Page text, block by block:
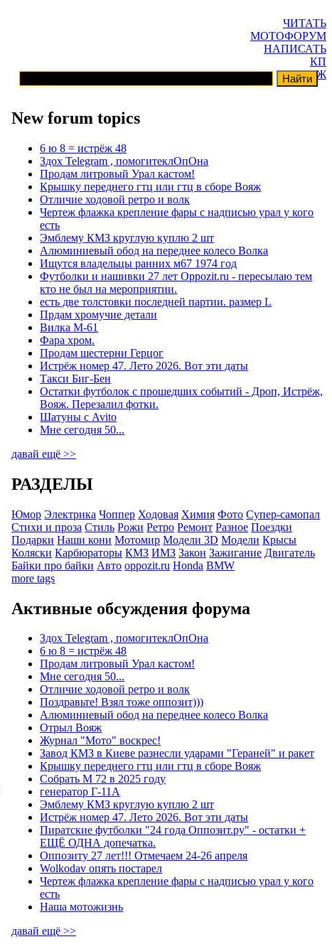
ЧИТАТЬ
МОТОФОРУМ
НАПИСАТЬ
КП
ГАРАЖ
New forum topics
6 ю 8 = истрёж 48
Здох Telegram , помогитеклОпОна
Продам литровый Урал кастом!
Крышку переднего гтц или гтц в сборе Вояж
Отличие ходовой ретро и волк
Чертеж флажка крепление фары с надписью урал у кого
есть
Эмблему КМЗ круглую куплю 2 шт
Алюминиевый обод на переднее колесо Волка
Ищутся владельцы ранних м67 1974 год
Футболки и нашивки 27 лет Oppozit.ru - пересылаю тем
кто не был на мероприятии.
есть две толстовки последней партии. размер L
Прдам хромучие детали
Вилка М-61
Фара хром.
Продам шестерни Герцог
Истрёж номер 47. Лето 2026. Вот эти даты
Такси Биг-Бен
Остатки футболок с прошедших событий - Дроп, Истрёж,
Вояж. Перезалил фотки.
Шатуны с Avito
Мне сегодня 50...
давай ещё >>
РАЗДЕЛЫ
Юмор Электрика Чоппер Ходовая Химия Фото Супер-самопал
Стихи и проза Стиль Рожи Ретро Ремонт Разное Поездки
Подарки Наши кони Мотомир Модели 3D Модели Крысы
Коляски Карбюраторы КМЗ ИМЗ Закон Зажигание Двигатель
Байки про байки Авто oppozit.ru Honda BMW
more tags
Активные обсуждения форума
Здох Telegram , помогитеклОпОна
6 ю 8 = истрёж 48
Продам литровый Урал кастом!
Мне сегодня 50...
Отличие ходовой ретро и волк
Поздравьте! Взял тоже оппозит)))
Алюминиевый обод на переднее колесо Волка
Отрыл Вояж
Журнал "Мото" воскрес!
Завод КМЗ в Киеве разнесли ударами "Гераней" и ракет
Крышку переднего гтц или гтц в сборе Вояж
Собрать М 72 в 2025 году
генератор Г-11А
Эмблему КМЗ круглую куплю 2 шт
Истрёж номер 47. Лето 2026. Вот эти даты
Пиратские футболки "24 года Оппозит.ру" - остатки +
ЕЩЁ ОДНА допечатка.
Оппозиту 27 лет!!! Отмечаем 24-26 апреля
Wolkodav опять постарел
Чертеж флажка крепление фары с надписью урал у кого
есть
Наша мотожизнь
давай ещё >>